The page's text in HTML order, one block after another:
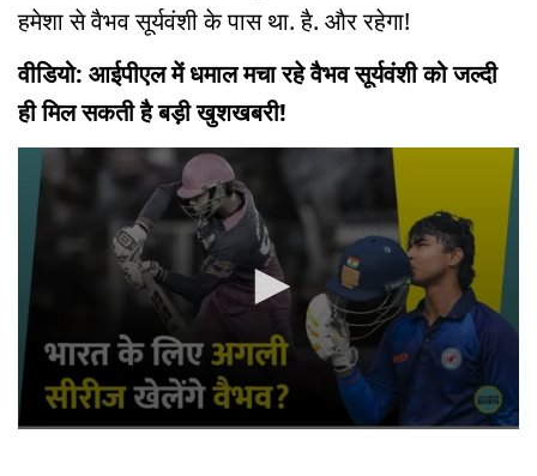
हमेशा से वैभव सूर्यवंशी के पास था. है. और रहेगा!
वीडियो: आईपीएल में धमाल मचा रहे वैभव सूर्यवंशी को जल्दी
ही मिल सकती है बड़ी खुशखबरी!